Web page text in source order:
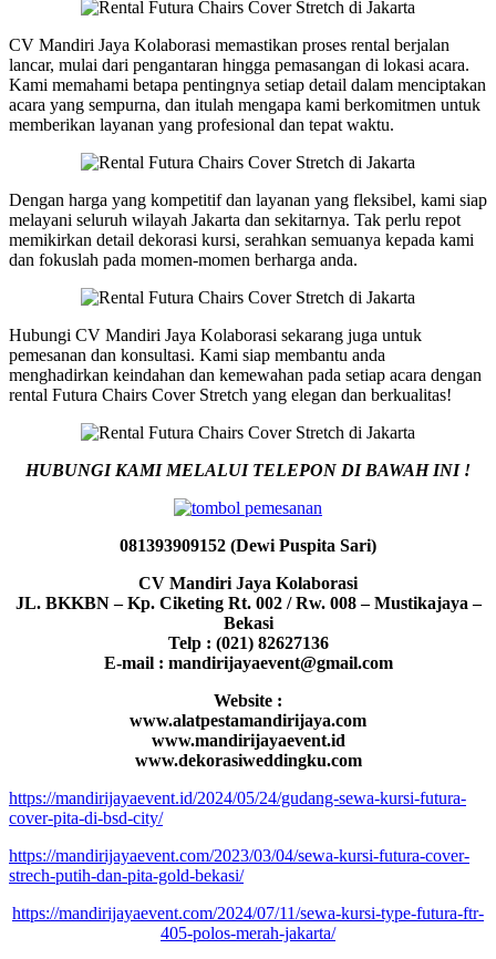
CV Mandiri Jaya Kolaborasi memastikan proses rental berjalan
lancar, mulai dari pengantaran hingga pemasangan di lokasi acara.
Kami memahami betapa pentingnya setiap detail dalam menciptakan
acara yang sempurna, dan itulah mengapa kami berkomitmen untuk
memberikan layanan yang profesional dan tepat waktu.
Dengan harga yang kompetitif dan layanan yang fleksibel, kami siap
melayani seluruh wilayah Jakarta dan sekitarnya. Tak perlu repot
memikirkan detail dekorasi kursi, serahkan semuanya kepada kami
dan fokuslah pada momen-momen berharga anda.
Hubungi CV Mandiri Jaya Kolaborasi sekarang juga untuk
pemesanan dan konsultasi. Kami siap membantu anda
menghadirkan keindahan dan kemewahan pada setiap acara dengan
rental Futura Chairs Cover Stretch yang elegan dan berkualitas!
HUBUNGI KAMI MELALUI TELEPON DI BAWAH INI !
081393909152 (Dewi Puspita Sari)
CV Mandiri Jaya Kolaborasi
JL. BKKBN – Kp. Ciketing Rt. 002 / Rw. 008 – Mustikajaya –
Bekasi
Telp : (021) 82627136
E-mail : mandirijayaevent@gmail.com
Website :
www.alatpestamandirijaya.com
www.mandirijayaevent.id
www.dekorasiweddingku.com
https://mandirijayaevent.id/2024/05/24/gudang-sewa-kursi-futura-
cover-pita-di-bsd-city/
https://mandirijayaevent.com/2023/03/04/sewa-kursi-futura-cover-
strech-putih-dan-pita-gold-bekasi/
https://mandirijayaevent.com/2024/07/11/sewa-kursi-type-futura-ftr-
405-polos-merah-jakarta/